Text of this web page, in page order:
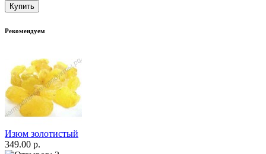
Рекомендуем
Изюм золотистый
349.00 р.